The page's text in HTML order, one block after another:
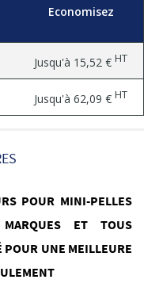
Economisez
Jusqu'à 15,52 € HT
Jusqu'à 62,09 € HT
POUR MINI-PELLES
MARQUES ET TOUS
POUR UNE MEILLEURE